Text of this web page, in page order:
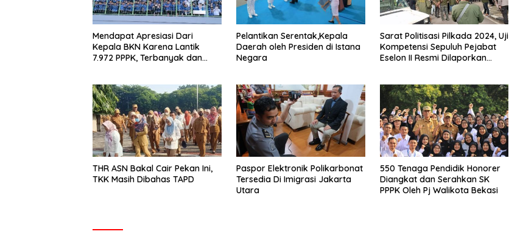
Mendapat Apresiasi Dari
Kepala BKN Karena Lantik
7.972 PPPK, Terbanyak dan
Pelantikan Serentak,Kepala
Daerah oleh Presiden di Istana
Negara
Sarat Politisasi Pilkada 2024, Uji
Kompetensi Sepuluh Pejabat
Eselon II Resmi Dilaporkan
THR ASN Bakal Cair Pekan Ini,
TKK Masih Dibahas TAPD
Paspor Elektronik Polikarbonat
Tersedia Di Imigrasi Jakarta
Utara
550 Tenaga Pendidik Honorer
Diangkat dan Serahkan SK
PPPK Oleh Pj Walikota Bekasi